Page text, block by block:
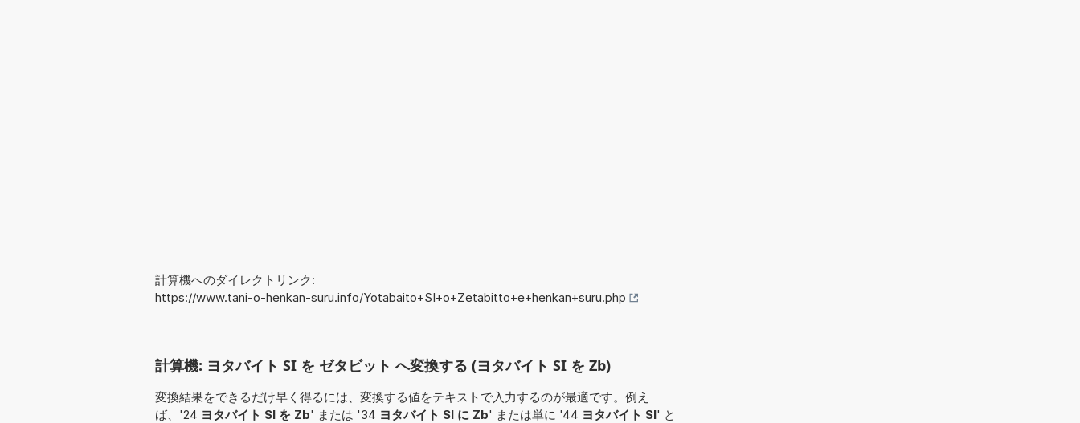
計算機へのダイレクトリンク:
https://www.tani-o-henkan-suru.info/Yotabaito+SI+o+Zetabitto+e+henkan+suru.php
計算機: ヨタバイト SI を ゼタビット へ変換する (ヨタバイト SI を Zb)
変換結果をできるだけ早く得るには、変換する値をテキストで入力するのが最適です。例え
ば、'24 ヨタバイト SI を Zb' または '34 ヨタバイト SI に Zb' または単に '44 ヨタバイト SI' と